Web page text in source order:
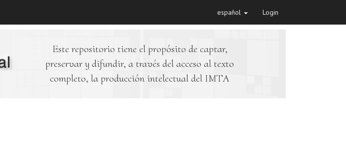
español Login
Este repositorio tiene el propósito de captar,
preservar y difundir, a través del acceso al texto
completo, la producción intelectual del IMTA